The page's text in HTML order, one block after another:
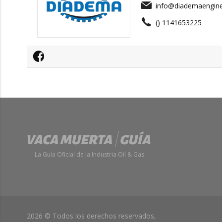
() 1141653225
La Guía Oficial de la Industria Oil & Gas
2026 © Todos los derechos reservados,